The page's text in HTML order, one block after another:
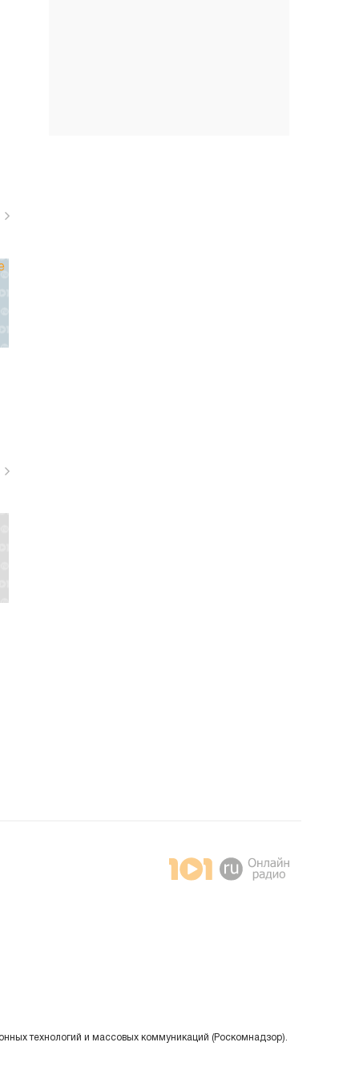
технологий и массовых коммуникаций (Роскомнадзор).